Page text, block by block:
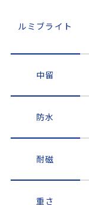
ルミブライト
中留
防水
耐磁
重さ